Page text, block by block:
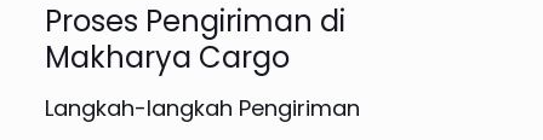
Proses Pengiriman di
Makharya Cargo
Langkah-langkah Pengiriman